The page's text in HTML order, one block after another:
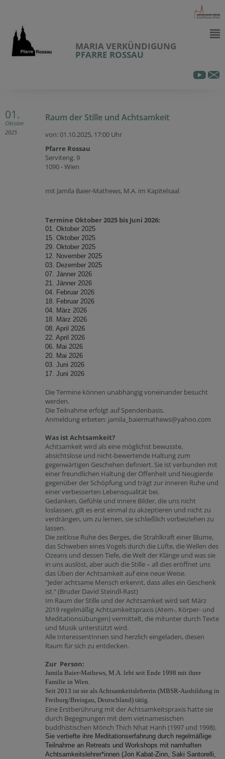
MARIA VERKÜNDIGUNG
PFARRE ROSSAU
01.
Oktober
2025
Raum der Stille und Achtsamkeit
von: 01.10.2025, 17:00 Uhr
Pfarre Rossau
Serviteng. 9
1090 - Wien
mit Jamila Baier-Mathews, M.A. im Kapitelsaal
Termine Oktober 2025 bis Juni 2026:
01. Oktober 2025
15. Oktober 2025
29. Oktober 2025
12. November 2025
03. Dezember 2025
07. Jänner 2026
21. Jänner 2026
04. Februar 2026
18. Februar 2026
04. März 2026
18. März 2026
08. April 2026
22. April 2026
06. Mai 2026
20. Mai 2026
03. Juni 2026
17. Juni 2026
Die Termine können unabhängig voneinander besucht
werden.
Die Teilnahme erfolgt auf Spendenbasis.
Anmeldung erbeten: jamila_baiermathews@yahoo.com
Was ist Achtsamkeit?
Achtsamkeit wird als eine möglichst bewusste,
absichtslose und nicht-bewertende Haltung zum
gegenwärtigen Geschehen definiert. Sie ist verbunden mit
einer freundlichen Haltung der Offenheit und Neugierde
gegenüber der Schöpfung und trägt zur inneren Ruhe und
einer verbesserten Lebensqualität bei.
Gedanken, Gefühle und innere Bilder, die uns nicht
loslassen, gilt es erst einmal zu akzeptieren und nicht zu
verdrängen, um zu lernen, sie schließlich vorbeiziehen zu
lassen.
Die zeitlose Ruhe des Berges, die Strahlkraft einer Blume,
das Schweben eines Vogels durch die Lüfte, die Wellen des
Ozeans und dessen Tiefe, die Welt der Klänge und was sie
in uns auslöst, aber auch die Stille – all dies eröffnet uns
das Üben der Achtsamkeit auf eine neue Weise.
"Jeder achtsame Mensch erkennt, dass alles ein Geschenk
ist.“ (Bruder David Steindl-Rast)
Im Raum der Stille und der Achtsamkeit wird seit März
2019 regelmäßig Achtsamkeitspraxis (Atem-, Körper- und
Meditationsübungen) vermittelt, die mitunter durch Texte
und Musik unterstützt wird.
Alle InteressentInnen sind herzlich eingeladen, diesen
Raum für sich zu entdecken.
Zur Person:
Jamila Baier-Mathews, M.A. lebt seit Ende 1998 mit ihrer
Familie in Wien.
Seit 2013 ist sie als Achtsamkeitslehrerin (MBSR-Ausbildung in
Freiburg/Breisgau, Deutschland) tätig.
Eine Erstberührung mit der Achtsamkeitspraxis hatte sie
durch Begegnungen mit dem vietnamesischen
buddhistischen Mönch Thich Nhat Hanh (1997 und 1998).
Sie vertiefte ihre Meditationserfahrung durch regelmäßige
Teilnahme an Retreats und Workshops mit namhaften
Achtsamkeitslehrer*innen (Jon Kabat-Zinn, Saki Santorelli,